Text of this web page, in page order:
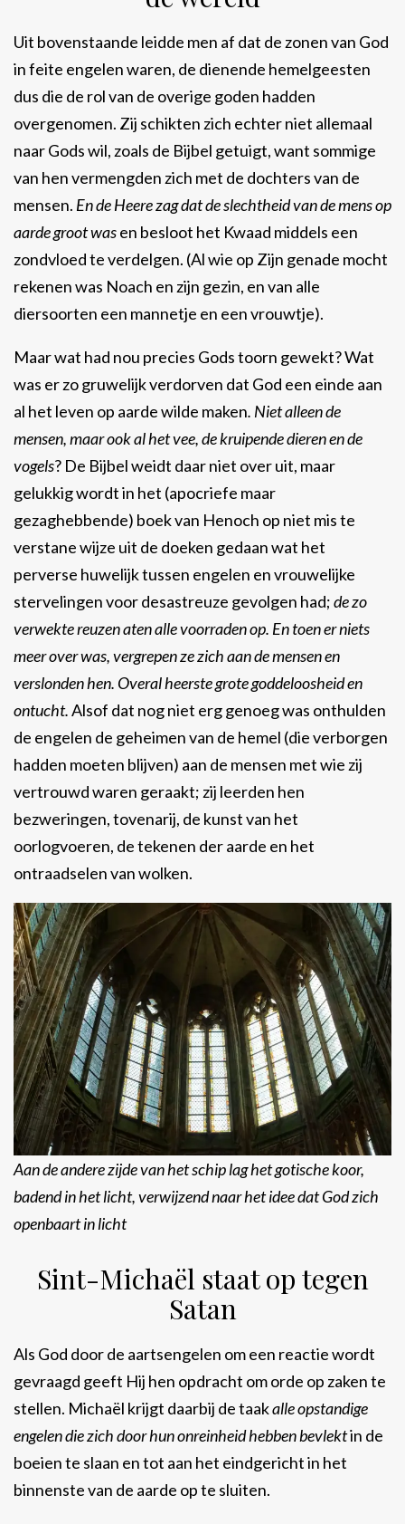
Uit bovenstaande leidde men af dat de zonen van God
in feite engelen waren, de dienende hemelgeesten
dus die de rol van de overige goden hadden
overgenomen. Zij schikten zich echter niet allemaal
naar Gods wil, zoals de Bijbel getuigt, want sommige
van hen vermengden zich met de dochters van de
mensen. En de Heere zag dat de slechtheid van de mens op
aarde groot wasen besloot het Kwaad middels een
zondvloed te verdelgen. (Al wie op Zijn genade mocht
rekenen was Noach en zijn gezin, en van alle
diersoorten een mannetje en een vrouwtje).
Maar wat had nou precies Gods toorn gewekt? Wat
was er zo gruwelijk verdorven dat God een einde aan
al het leven op aarde wilde maken. Niet alleen de
mensen, maar ook al het vee, de kruipende dieren en de
vogels? De Bijbel weidt daar niet over uit, maar
gelukkig wordt in het (apocriefe maar
gezaghebbende) boek van Henoch op niet mis te
verstane wijze uit de doeken gedaan wat het
perverse huwelijk tussen engelen en vrouwelijke
stervelingen voor desastreuze gevolgen had;de zo
verwekte reuzen aten alle voorraden op. En toen er niets
meer over was, vergrepen ze zich aan de mensen en
verslonden hen. Overal heerste grote goddeloosheid en
ontucht.Alsof dat nog niet erg genoeg was onthulden
de engelen de geheimen van de hemel (die verborgen
hadden moeten blijven) aan de mensen met wie zij
vertrouwd waren geraakt; zij leerden hen
bezweringen, tovenarij, de kunst van het
oorlogvoeren, de tekenen der aarde en het
ontraadselen van wolken.
Aan de andere zijde van het schip lag het gotische koor,
badend in het licht, verwijzend naar het idee dat God zich
openbaart in licht
Sint-Michaël staat op tegen
Satan
Als God door de aartsengelen om een reactie wordt
gevraagd geeft Hij hen opdracht om orde op zaken te
stellen. Michaël krijgt daarbij de taakalle opstandige
engelen die zich door hun onreinheid hebben bevlektin de
boeien te slaan en tot aan het eindgericht in het
binnenste van de aarde op te sluiten.